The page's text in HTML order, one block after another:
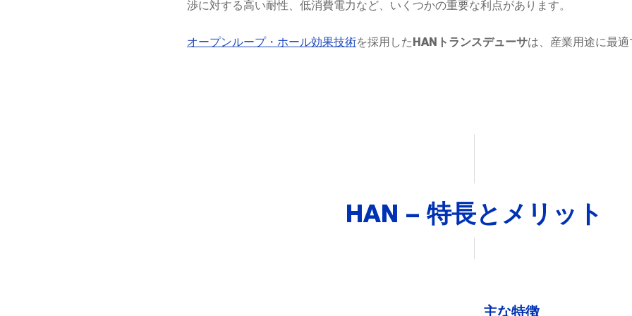
渉に対する高い耐性、低消費電力など、いくつかの重要な利点があります。
オープンループ・ホール効果技術を採用した HANトランスデューサは、産業用途に最
HAN – 特長とメリット
主な特徴